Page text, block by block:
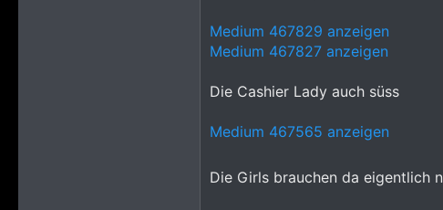
Medium 467829 anzeigen
Medium 467827 anzeigen
Die Cashier Lady auch süss
Medium 467565 anzeigen
Die Girls brauchen da eigentlich